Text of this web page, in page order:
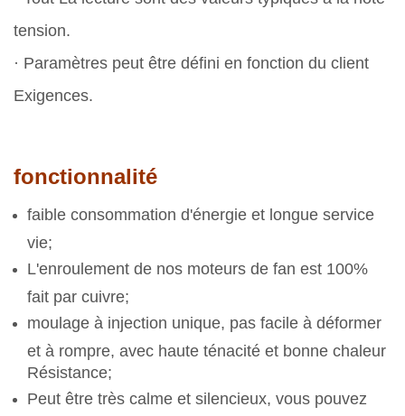
tension.
· Paramètres peut être défini en fonction du client
Exigences.
fonctionnalité
faible consommation d'énergie et longue service
vie;
L'enroulement de nos moteurs de fan est 100%
fait par cuivre;
moulage à injection unique, pas facile à déformer
et à rompre, avec haute ténacité et bonne chaleur
Résistance;
Peut être très calme et silencieux, vous pouvez